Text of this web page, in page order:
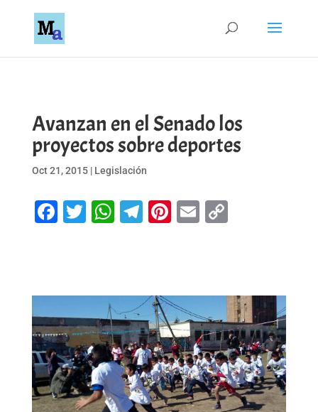
Avanzan en el Senado los
proyectos sobre deportes
Oct 21, 2015| Legislación
Facebook
Twitter
WhatsApp
Telegram
Pinterest
EmailCopy